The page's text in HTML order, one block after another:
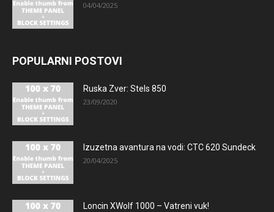
04/04/2025
POPULARNI POSTOVI
Ruska Zver: Stels 850
23/09/2020
Izuzetna avantura na vodi: CTC 620 Sundeck
20/04/2025
Loncin XWolf 1000 – Vatreni vuk!